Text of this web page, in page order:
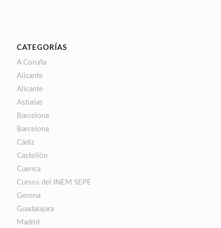
CATEGORÍAS
A Coruña
Alicante
Alicante
Asturias
Barcelona
Barcelona
Cádiz
Castellón
Cuenca
Cursos del INEM SEPE
Gerona
Guadalajara
Madrid